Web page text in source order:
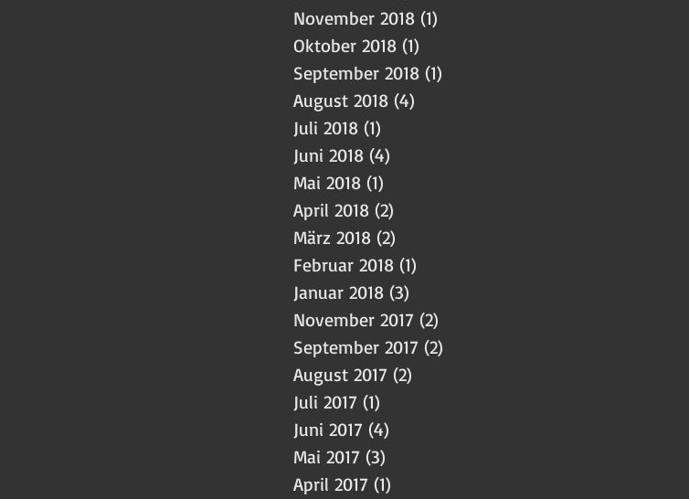
November 2018 (1)
Oktober 2018 (1)
September 2018 (1)
August 2018 (4)
Juli 2018 (1)
Juni 2018 (4)
Mai 2018 (1)
April 2018 (2)
März 2018 (2)
Februar 2018 (1)
Januar 2018 (3)
November 2017 (2)
September 2017 (2)
August 2017 (2)
Juli 2017 (1)
Juni 2017 (4)
Mai 2017 (3)
April 2017 (1)